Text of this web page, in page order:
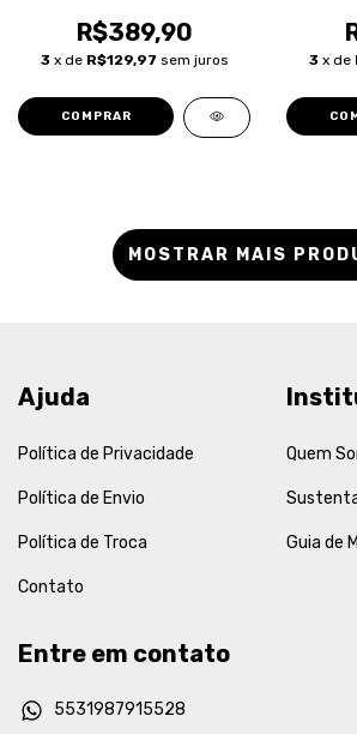
R$389,90
3 x de R$129,97 sem juros
COMPRAR
3 x de
MOSTRAR MAIS
Ajuda
Política de Privacidade
Política de Envio
Política de Troca
Contato
Quem
Guia de
Entre em contato
5531987915528